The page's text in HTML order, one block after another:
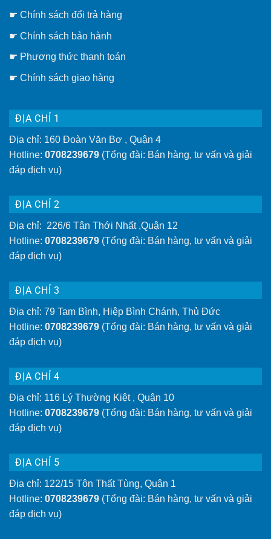
hay
giàn
thông
minh
tường
lợi
hơn
☛ Chính sách đổi trả hàng
☛ Chính sách bảo hành
☛ Phương thức thanh toán
☛ Chính sách giao hàng
ĐỊA CHỈ 1
Địa chỉ: 160 Đoàn Văn Bơ , Quận 4
Hotline: 0708239679 (Tổng đài: Bán hàng, tư vấn và giải
đáp dịch vụ)
ĐỊA CHỈ 2
Địa chỉ: 226/6 Tân Thới Nhất ,Quận 12
Hotline: 0708239679 (Tổng đài: Bán hàng, tư vấn và giải
đáp dịch vụ)
ĐỊA CHỈ 3
Địa chỉ: 79 Tam Bình, Hiệp Bình Chánh, Thủ Đức
Hotline: 0708239679 (Tổng đài: Bán hàng, tư vấn và giải
đáp dịch vụ)
ĐỊA CHỈ 4
Địa chỉ: 116 Lý Thường Kiệt , Quận 10
Hotline: 0708239679 (Tổng đài: Bán hàng, tư vấn và giải
đáp dịch vụ)
ĐỊA CHỈ 5
Địa chỉ: 122/15 Tôn Thất Tùng, Quận 1
Hotline: 0708239679 (Tổng đài: Bán hàng, tư vấn và giải
đáp dịch vụ)